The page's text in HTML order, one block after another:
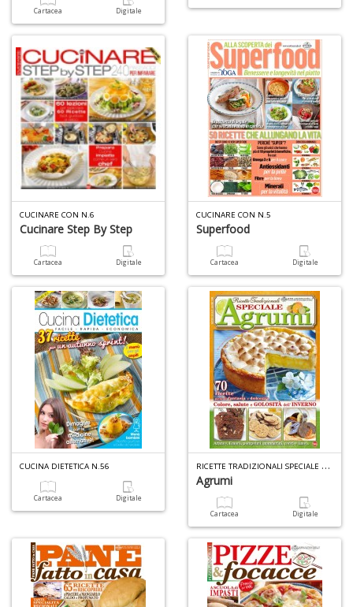
Cartacea Digitale
CUCINARE CON N.6
Cucinare Step By Step
Cartacea Digitale
CUCINARE CON N.5
Superfood
Cartacea Digitale
CUCINA DIETETICA N.56
Cartacea Digitale
R
ICETTE TRADIZIONALI SPECIALE N.5
Agrumi
Cartacea Digitale